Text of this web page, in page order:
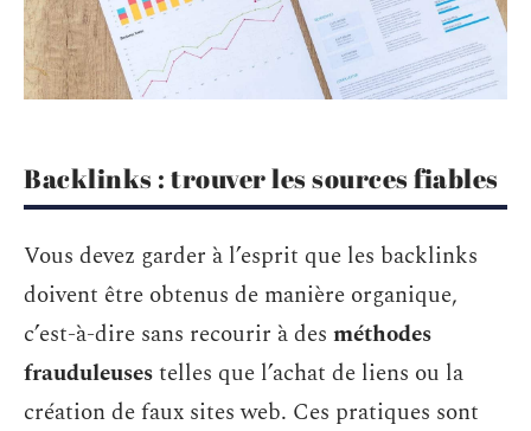
Backlinks : trouver les sources fiables
Vous devez garder à l’esprit que les backlinks
doivent être obtenus de manière organique,
c’est-à-dire sans recourir à des méthodes
frauduleusestelles que l’achat de liens ou la
création de faux sites web. Ces pratiques sont